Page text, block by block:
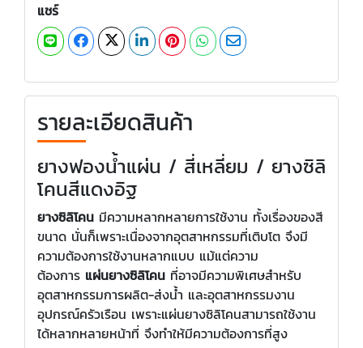
แชร์
รายละเอียดสินค้า
ยางฟองน้ำแผ่น / สี่เหลี่ยม / ยางซิลิ
โคนสีแดงอิฐ
ยางซิลิโคน มีความหลากหลายการใช้งาน ทั้งเรื่องของสี
ขนาด นั่นก็เพราะเนื่องจากอุตสาหกรรมที่เติบโต จึงมี
ความต้องการใช้งานหลากแบบ แม้แต่ความ
ต้องการ แผ่นยางซิลิโคน ที่อาจมีความพิเศษสำหรับ
อุตสาหกรรมการผลิต-ส่งน้ำ และอุตสาหกรรมงาน
อุปกรณ์ครัวเรือน เพราะแผ่นยางซิลิโคนสามารถใช้งาน
ได้หลากหลายหน้าที่ จึงทำให้มีความต้องการที่สูง